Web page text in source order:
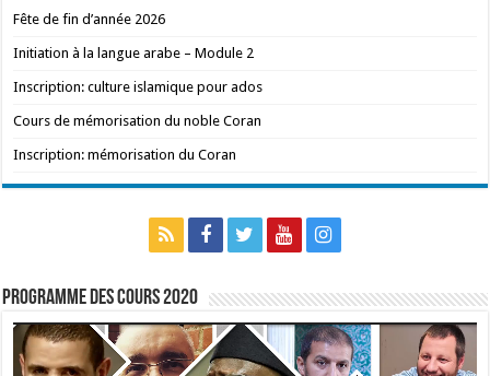
Fête de fin d’année 2026
Initiation à la langue arabe – Module 2
Inscription: culture islamique pour ados
Cours de mémorisation du noble Coran
Inscription: mémorisation du Coran
Programme des cours 2020
Lecteur
vidéo